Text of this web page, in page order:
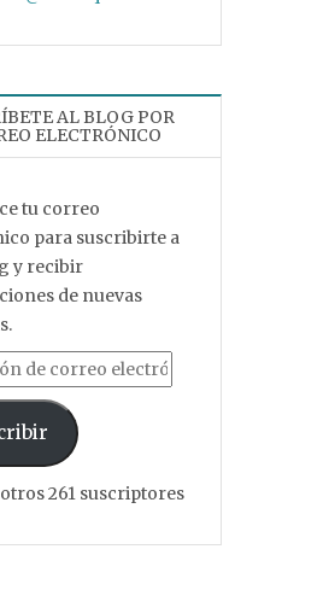
AL BLOG POR
ELECTRÓNICO
tu correo
para suscribirte a
y recibir
de nuevas
de correo electrónico
261 suscriptores